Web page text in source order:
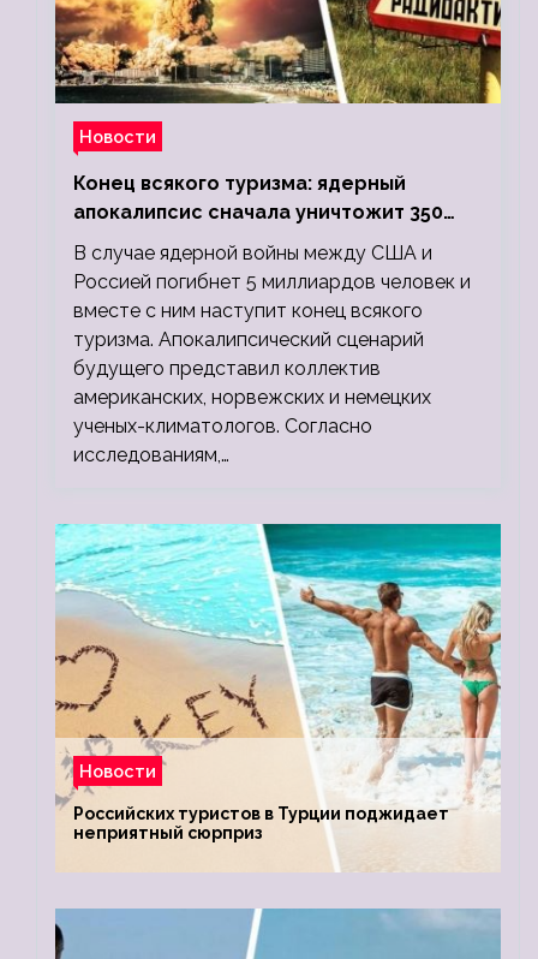
Новости
Конец всякого туризма: ядерный
апокалипсис сначала уничтожит 350
миллионов, а потом 5 миллиардов
людей
В случае ядерной войны между США и
Россией погибнет 5 миллиардов человек и
вместе с ним наступит конец всякого
туризма. Апокалипсический сценарий
будущего представил коллектив
американских, норвежских и немецких
ученых-климатологов. Согласно
исследованиям,…
Новости
Российских туристов в Турции поджидает
неприятный сюрприз